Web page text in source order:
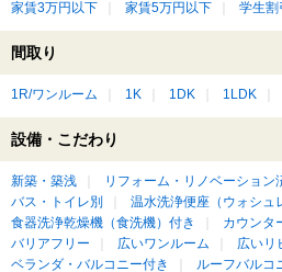
家賃3万円以下
家賃5万円以下 学生割
間取り
1R/ワンルーム 1K 1DK 1LDK
設備・こだわり
新築・築浅 リフォーム・リノベーション
バス・トイレ別
温水洗浄便座（ウォシュ
食器洗浄乾燥機（食洗機）付き
カウンタ
バリアフリー
広いワンルーム
広いリ
ベランダ・バルコニー付き
ルーフバルコ